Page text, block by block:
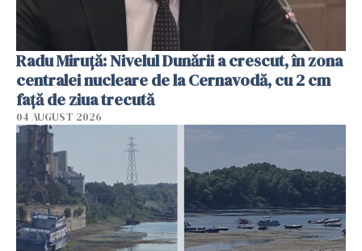
Radu Miruţă: Nivelul Dunării a crescut, în zona
centralei nucleare de la Cernavodă, cu 2 cm
faţă de ziua trecută
04 AUGUST 2026